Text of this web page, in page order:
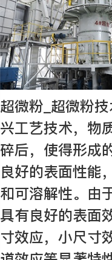
超微粉_超微粉
兴工艺技术，物
碎后，使得形成
良好的表面性能
和可溶解性。由
具有良好的表面
寸效应，小尺寸